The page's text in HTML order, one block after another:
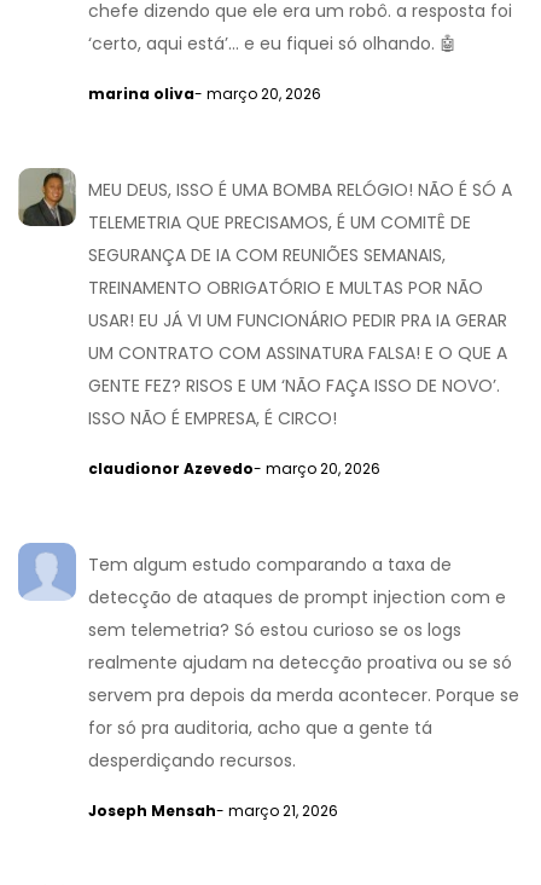
chefe dizendo que ele era um robô. a resposta foi
‘certo, aqui está’... e eu fiquei só olhando. 🤖
marina oliva- março 20, 2026
MEU DEUS, ISSO É UMA BOMBA RELÓGIO! NÃO É SÓ A
TELEMETRIA QUE PRECISAMOS, É UM COMITÊ DE
SEGURANÇA DE IA COM REUNIÕES SEMANAIS,
TREINAMENTO OBRIGATÓRIO E MULTAS POR NÃO
USAR! EU JÁ VI UM FUNCIONÁRIO PEDIR PRA IA GERAR
UM CONTRATO COM ASSINATURA FALSA! E O QUE A
GENTE FEZ? RISOS E UM ‘NÃO FAÇA ISSO DE NOVO’.
ISSO NÃO É EMPRESA, É CIRCO!
claudionor Azevedo- março 20, 2026
Tem algum estudo comparando a taxa de
detecção de ataques de prompt injection com e
sem telemetria? Só estou curioso se os logs
realmente ajudam na detecção proativa ou se só
servem pra depois da merda acontecer. Porque se
for só pra auditoria, acho que a gente tá
desperdiçando recursos.
Joseph Mensah- março 21, 2026